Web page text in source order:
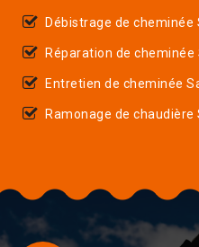
Débistrage de cheminée
Réparation de cheminée
Entretien de cheminée
Ramonage de chaudière